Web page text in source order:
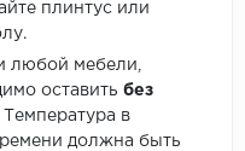
плинтус или
любой мебели,
оставить без
Температура в
должна быть